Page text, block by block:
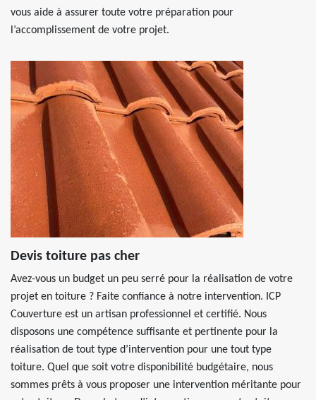
vous aide à assurer toute votre préparation pour
l’accomplissement de votre projet.
Devis toiture pas cher
Avez-vous un budget un peu serré pour la réalisation de votre
projet en toiture ? Faite confiance à notre intervention. ICP
Couverture est un artisan professionnel et certifié. Nous
disposons une compétence suffisante et pertinente pour la
réalisation de tout type d’intervention pour une tout type
toiture. Quel que soit votre disponibilité budgétaire, nous
sommes prêts à vous proposer une intervention méritante pour